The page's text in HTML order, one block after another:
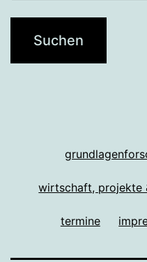
wirtschaft, projekte
termine